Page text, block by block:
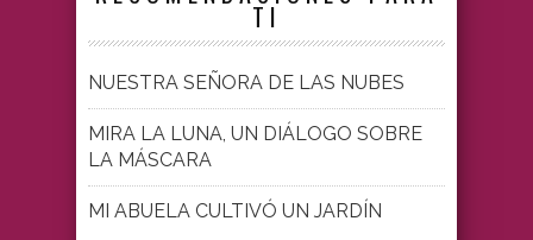
TI
NUESTRA SEÑORA DE LAS NUBES
MIRA LA LUNA, UN DIÁLOGO SOBRE
LA MÁSCARA
MI ABUELA CULTIVÓ UN JARDÍN